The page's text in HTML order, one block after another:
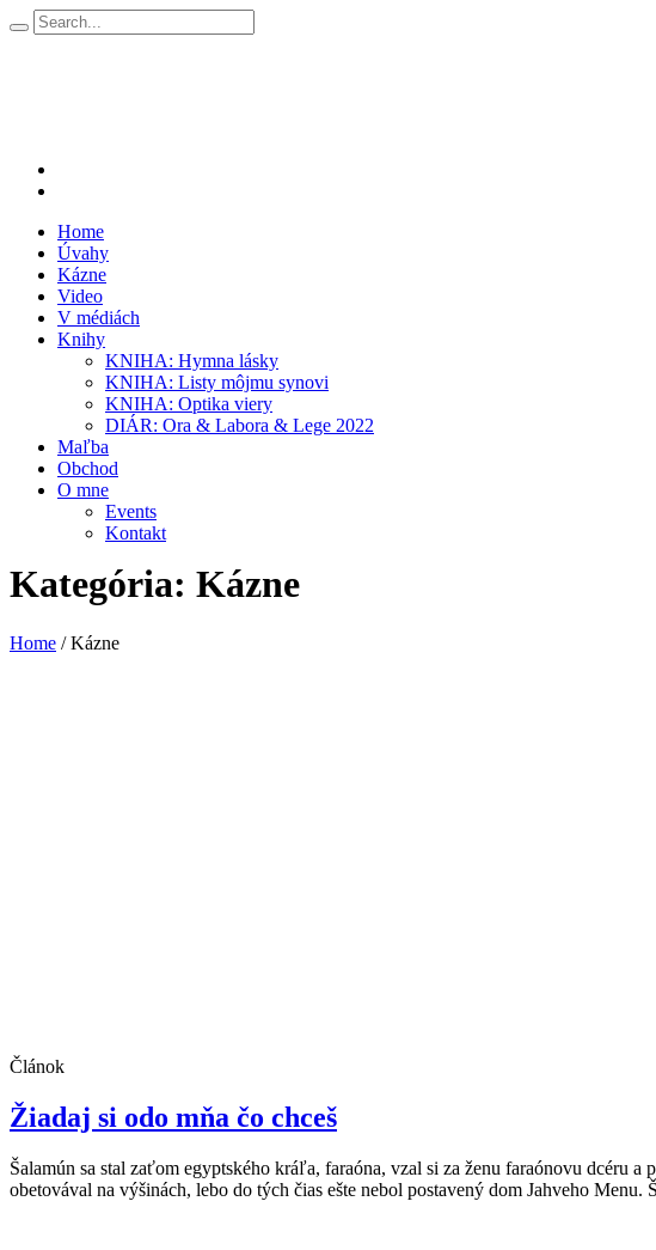
Home
Úvahy
Kázne
Video
V médiách
Knihy
KNIHA: Hymna lásky
KNIHA: Listy môjmu synovi
KNIHA: Optika viery
DIÁR: Ora & Labora & Lege 2022
Maľba
Obchod
O mne
Events
Kontakt
Kategória: Kázne
Home /Kázne
Článok
Žiadaj si odo mňa čo chceš
Šalamún sa stal zaťom egyptského kráľa, faraóna, vzal si za ženu faraónovu dcéru
obetovával na výšinách, lebo do tých čias ešte nebol postavený dom Jahveho